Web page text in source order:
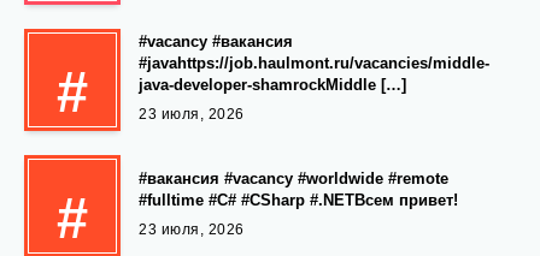
#
#vacancy #вакансия
#javahttps://job.haulmont.ru/vacancies/middle-
java-developer-shamrockMiddle […]
23 июля, 2026
#
#вакансия #vacancy #worldwide #remote
#fulltime #C# #CSharp #.NETВсем привет!
23 июля, 2026